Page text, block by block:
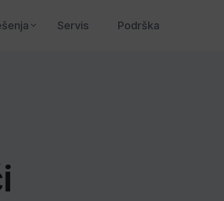
Servis Podrška